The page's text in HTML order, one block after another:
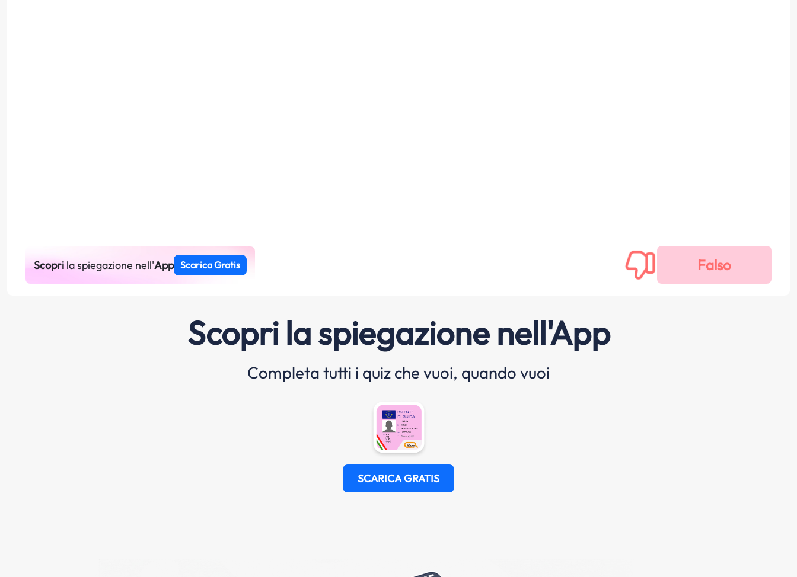
Scoprila spiegazione nell'App Scarica Gratis
Scopri la spiegazione nell'App
Completa tutti i quiz che vuoi, quando vuoi
SCARICA GRATIS